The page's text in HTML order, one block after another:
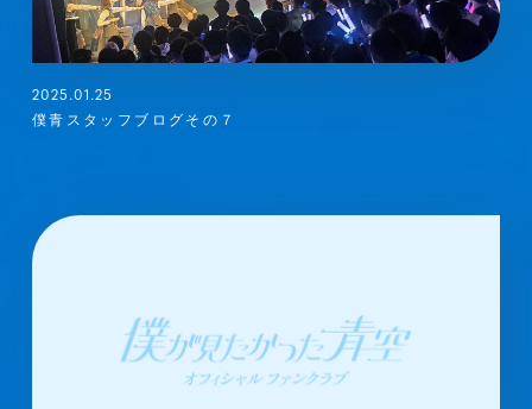
2025.01.25
僕青スタッフブログその７